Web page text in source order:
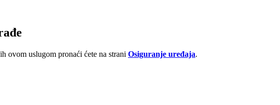
ovom uslugom pronaći ćete na strani Osiguranje uređaja.